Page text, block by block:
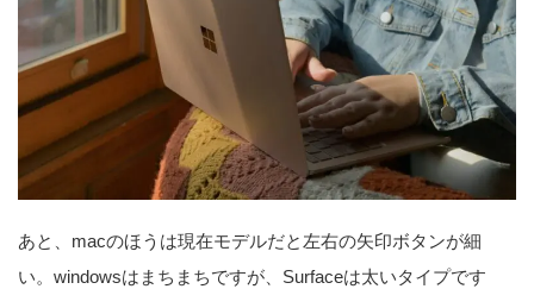
あと、macのほうは現在モデルだと左右の矢印ボタンが細
い。windowsはまちまちですが、Surfaceは太いタイプです